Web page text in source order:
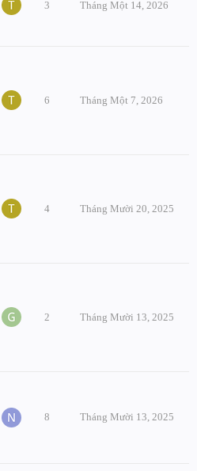
3 Tháng Một 14, 2026
6 Tháng Một 7, 2026
4 Tháng Mười 20, 2025
2 Tháng Mười 13, 2025
8 Tháng Mười 13, 2025